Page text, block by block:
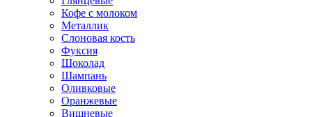
Кофе с молоком
Металлик
Слоновая кость
Фуксия
Шоколад
Шампань
Оливковые
Оранжевые
Вишневые